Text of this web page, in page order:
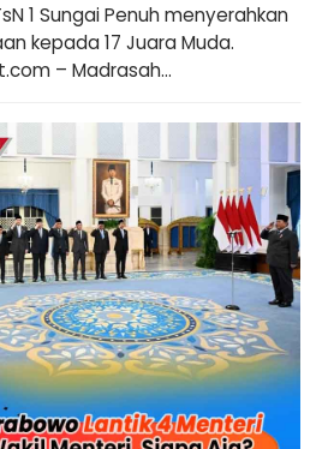
1 Sungai Penuh menyerahkan
kepada 17 Juara Muda.
– Madrasah...